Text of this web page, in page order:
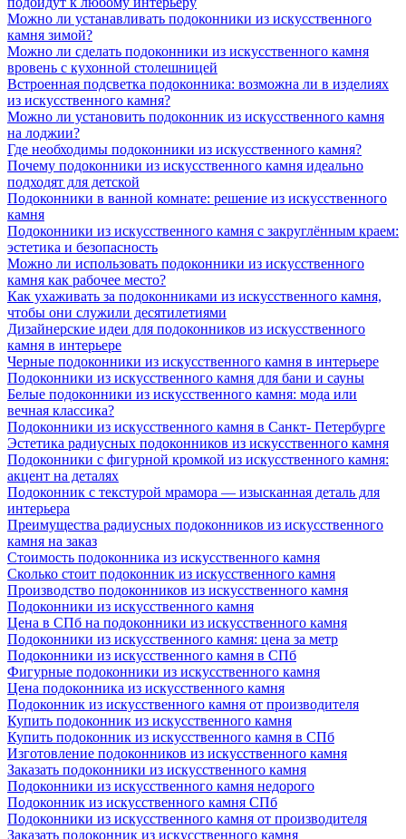
Можно ли устанавливать подоконники из искусственного
камня зимой?
Можно ли сделать подоконники из искусственного камня
вровень с кухонной столешницей
Встроенная подсветка подоконника: возможна ли в изделиях
из искусственного камня?
Можно ли установить подоконник из искусственного камня
на лоджии?
Где необходимы подоконники из искусственного камня?
Почему подоконники из искусственного камня идеально
подходят для детской
Подоконники в ванной комнате: решение из искусственного
камня
Подоконники из искусственного камня с закруглённым краем:
эстетика и безопасность
Можно ли использовать подоконники из искусственного
камня как рабочее место?
Как ухаживать за подоконниками из искусственного камня,
чтобы они служили десятилетиями
Дизайнерские идеи для подоконников из искусственного
камня в интерьере
Черные подоконники из искусственного камня в интерьере
Подоконники из искусственного камня для бани и сауны
Белые подоконники из искусственного камня: мода или
вечная классика?
Подоконники из искусственного камня в Санкт- Петербурге
Эстетика радиусных подоконников из искусственного камня
Подоконники с фигурной кромкой из искусственного камня:
акцент на деталях
Подоконник с текстурой мрамора — изысканная деталь для
интерьера
Преимущества радиусных подоконников из искусственного
камня на заказ
Стоимость подоконника из искусственного камня
Сколько стоит подоконник из искусственного камня
Производство подоконников из искусственного камня
Подоконники из искусственного камня
Цена в СПб на подоконники из искусственного камня
Подоконники из искусственного камня: цена за метр
Подоконники из искусственного камня в СПб
Фигурные подоконники из искусственного камня
Цена подоконника из искусственного камня
Подоконник из искусственного камня от производителя
Купить подоконник из искусственного камня
Купить подоконник из искусственного камня в СПб
Изготовление подоконников из искусственного камня
Заказать подоконники из искусственного камня
Подоконники из искусственного камня недорого
Подоконник из искусственного камня СПб
Подоконники из искусственного камня от производителя
Заказать подоконник из искусственного камня